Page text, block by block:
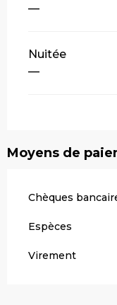
—
Nuitée
—
Moyens de
Chèques
Espèces
Virement